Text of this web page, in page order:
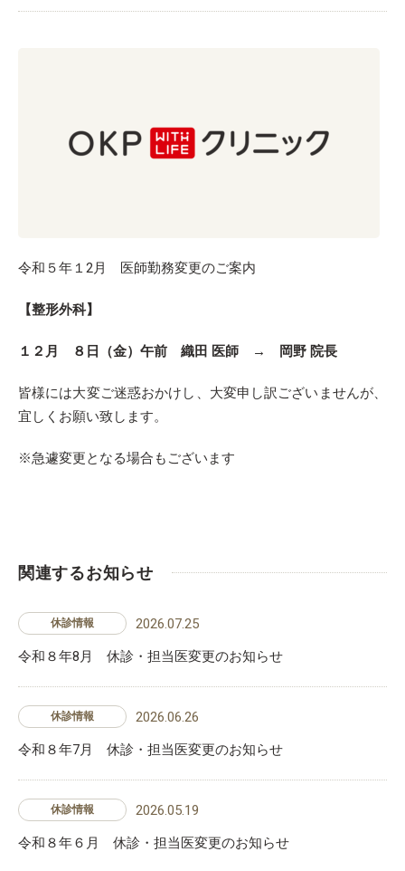
令和５年１2月 医師勤務変更のご案内
【整形外科】
１２月 ８日（金）午前 織田 医師 → 岡野 院長
皆様には大変ご迷惑おかけし、大変申し訳ございませんが、
宜しくお願い致します。
※急遽変更となる場合もございます
関連するお知らせ
休診情報
2026.07.25
令和８年8月 休診・担当医変更のお知らせ
休診情報
2026.06.26
令和８年7月 休診・担当医変更のお知らせ
休診情報
2026.05.19
令和８年６月 休診・担当医変更のお知らせ